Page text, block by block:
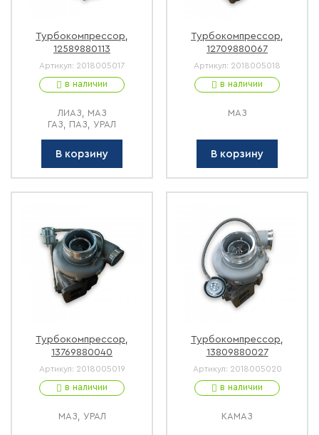
Турбокомпрессор,
12589880113
Артикул: 2018005017
в наличии
ЛИАЗ, МАЗ
ГАЗ, ПАЗ, УРАЛ
В корзину
Турбокомпрессор,
12709880067
Артикул: 2018005018
в наличии
МАЗ
В корзину
Турбокомпрессор,
13769880040
Артикул: 2018005019
в наличии
МАЗ, УРАЛ
Турбокомпрессор,
13809880027
Артикул: 2018005020
в наличии
КАМАЗ